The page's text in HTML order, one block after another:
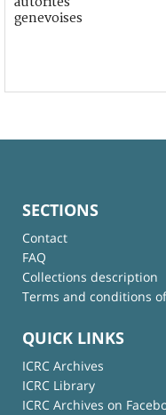
genevoises
SECTIONS
Contact
FAQ
Collections description
Terms and conditions
QUICK LINKS
ICRC Archives
ICRC Library
ICRC Archives on